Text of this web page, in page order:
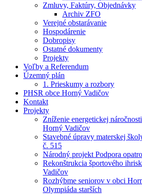
Zmluvy, Faktúry, Objednávky
Archiv ZFO
Verejné obstarávanie
Hospodárenie
Dobropisy
Ostatné dokumenty
Projekty
Voľby a Referendum
Územný plán
1. Prieskumy a rozbory
PHSR obce Horný Vadičov
Kontakt
Projekty
Zníženie energetickej
Horný Vadičov
Stavebné úpravy materskej
č. 515
Národný projekt Podpora
Rekonštrukcia športového
Vadičov
Rozhýbme seniorov v obci
Olympiáda starších